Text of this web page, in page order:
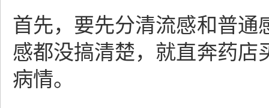
首先，要先分清流感和普通
感都没搞清楚，就直奔药店
病情。